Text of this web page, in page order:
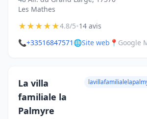
Les Mathes
★★★★★4.8/5•14 avis
📞+33516847571 🌐Site web 📍 Google
La villa
familiale la
Palmyre